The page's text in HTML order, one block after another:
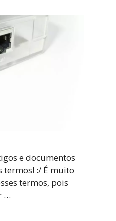
e documentos
termos! :/ É muito
termos, pois
…